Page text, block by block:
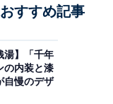
門家が分かりやすく回答す
ピックスを紹介しています
べての湯船やシャ
すすめ記事
湯】「千年
の内装と漆
自慢のデザ